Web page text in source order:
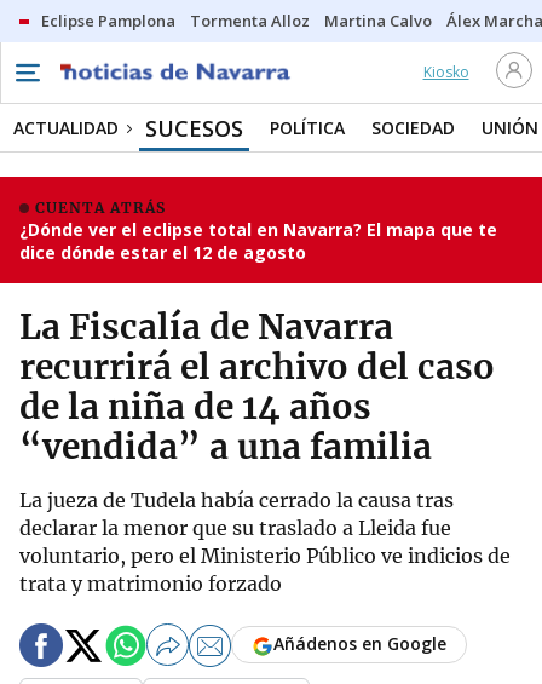
Eclipse Pamplona Tormenta Alloz Martina Calvo Álex
Kiosko
ACTUALIDAD SUCESOS POLÍTICA SOCIEDAD UNIÓN
CUENTA ATRÁS
¿Dónde ver el eclipse total en Navarra? El mapa que te
dice dónde estar el 12 de agosto
La Fiscalía de Navarra
recurrirá el archivo del caso
de la niña de 14 años
“vendida” a una familia
La jueza de Tudela había cerrado la causa tras
declarar la menor que su traslado a Lleida fue
voluntario, pero el Ministerio Público ve indicios de
trata y matrimonio forzado
Añádenos en Google